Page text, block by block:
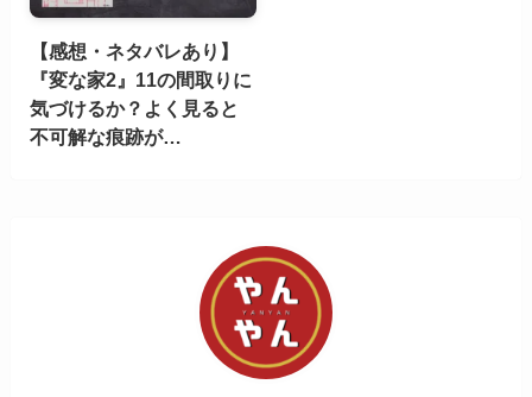
【感想・ネタバレあり】
『変な家2』11の間取りに
気づけるか？よく見ると
不可解な痕跡が…